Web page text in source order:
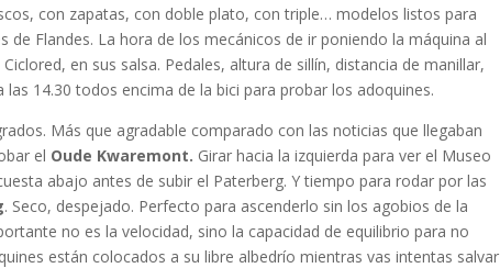
con zapatas, con doble plato, con triple… modelos listos para
Flandes. La hora de los mecánicos de ir poniendo la máquina al
en sus salsa. Pedales, altura de sillín, distancia de manillar,
14.30 todos encima de la bici para probar los adoquines.
Más que agradable comparado con las noticias que llegaban
el Oude Kwaremont. Girar hacia la izquierda para ver el Museo
abajo antes de subir el Paterberg. Y tiempo para rodar por las
. Seco, despejado. Perfecto para ascenderlo sin los agobios de la
no es la velocidad, sino la capacidad de equilibrio para no
están colocados a su libre albedrío mientras vas intentas salvar